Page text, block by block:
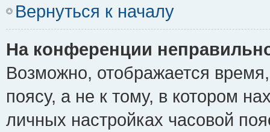
Вернуться к началу
На конференции
Возможно, отображается
поясу, а не к тому, в котором
личных настройках часовой